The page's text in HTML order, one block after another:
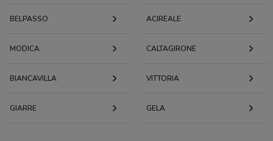
BELPASSO ACIREALE
MODICA CALTAGIRONE
BIANCAVILLA VITTORIA
GIARRE GELA